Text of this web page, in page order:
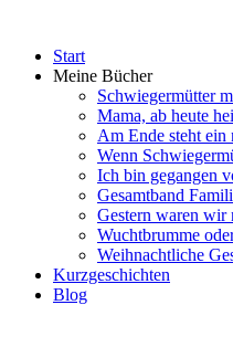
Start
Meine Bücher
Schwiegermütter
Mama, ab heute
Am Ende steht ein
Wenn
Ich bin gegangen
Gesamtband
Gestern waren wir
Wuchtbrumme
Weihnachtliche
Kurzgeschichten
Blog